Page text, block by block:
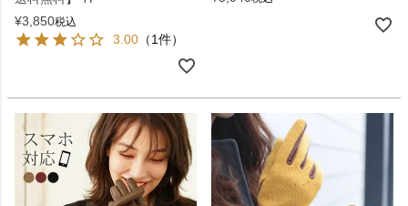
¥3,850税込
3.00 （1件）